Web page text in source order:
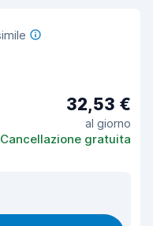
32,53 €
al giorno
Cancellazione gratuita